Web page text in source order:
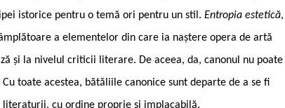
istorice pentru o temă ori pentru un stil. Entropia estetică,
a elementelor din care ia naștere opera de artă
și la nivelul criticii literare. De aceea, da, canonul nu poate
Cu toate acestea, bătăliile canonice sunt departe de a se fi
literaturii, cu ordine proprie și implacabilă.